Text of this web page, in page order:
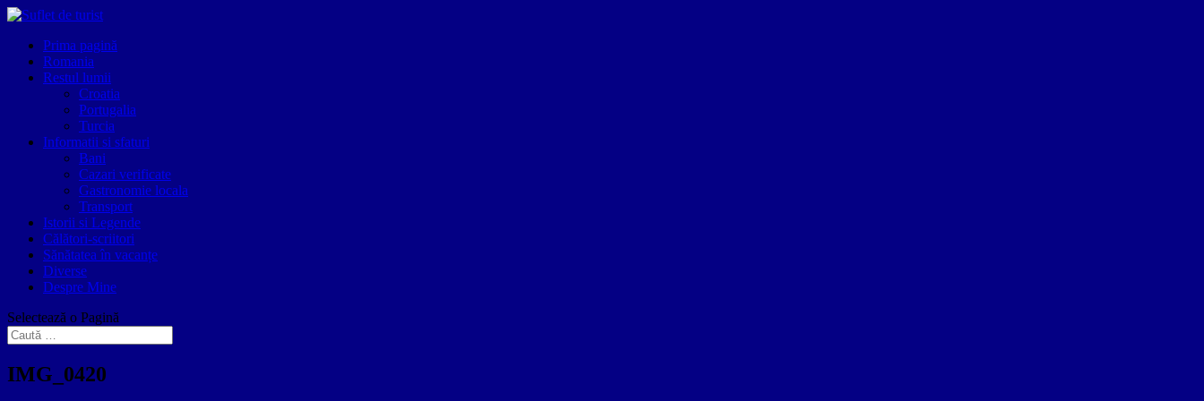
Prima pagină
Romania
Restul lumii
Croatia
Portugalia
Turcia
Informatii si sfaturi
Bani
Cazari verificate
Gastronomie locala
Transport
Istorii si Legende
Călători-scriitori
Sănătatea în vacanțe
Diverse
Despre Mine
Selectează o Pagină
IMG_0420